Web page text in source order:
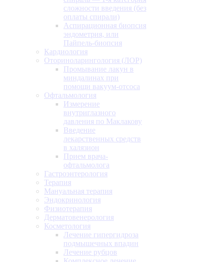
сложности введения (без
оплаты спирали)
Аспирационная биопсия
эндометрия, или
Пайпель-биопсия
Кардиология
Оториноларингология (ЛОР)
Промывание лакун в
миндалинах при
помощи вакуум-отсоса
Офтальмология
Измерение
внутриглазного
давления по Маклакову
Введение
лекарственных средств
в халязион
Прием врача-
офтальмолога
Гастроэнтерология
Терапия
Мануальная терапия
Эндокринология
Физиотерапия
Дерматовенерология
Косметология
Лечение гипергидроза
подмышечных впадин
Лечение рубцов